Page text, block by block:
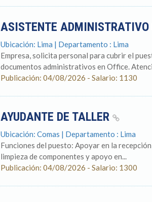
ASISTENTE
Ubicación: Lima | Departamento : Lima
Empresa, solicita personal para cubrir el
documentos administrativos en Office.
Publicación: 04/08/2026 - Salario: 1130
AYUDANTE DE TALLER
Ubicación: Comas | Departamento : Lima
Funciones del puesto: Apoyar en la
limpieza de componentes y apoyo en...
Publicación: 04/08/2026 - Salario: 1300